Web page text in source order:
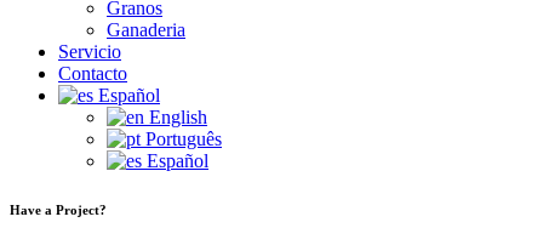
Granos
Ganaderia
Servicio
Contacto
Español
English
Português
Español
Have a Project?